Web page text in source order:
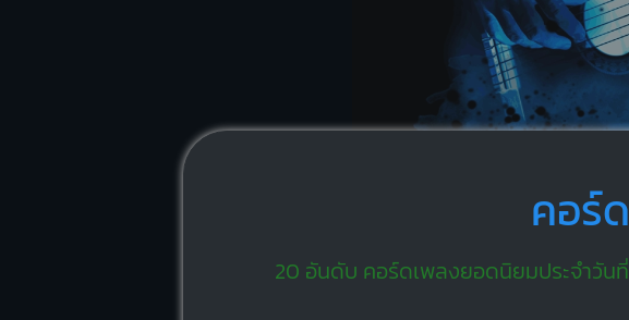
คอร์
20 อันดับ คอร์ดเพลงยอดนิยมประจำวั